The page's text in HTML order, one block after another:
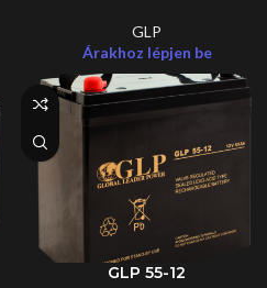
GLP
Árakhoz lépjen be
GLP 55-12